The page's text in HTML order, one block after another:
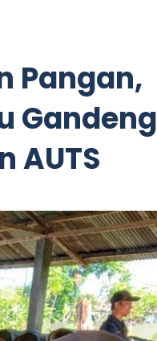
Pangan,
Gandeng
AUTS